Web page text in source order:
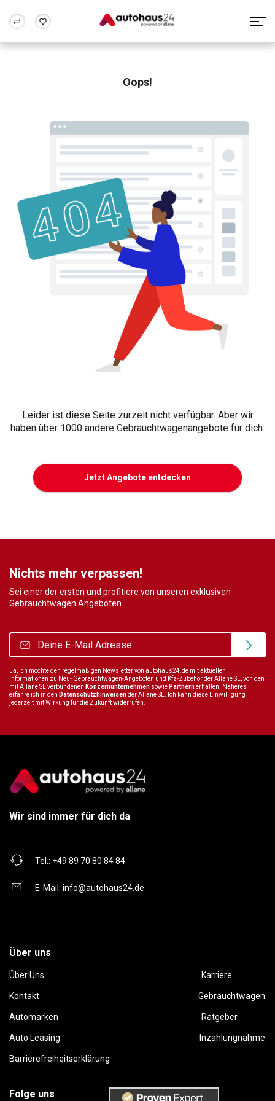
Rund um die Inzahlungnahme
Oops!
Leider ist diese Seite zurzeit nicht verfügbar. Aber wir
haben über 1000 andere Gebrauchtwagenangebote für dich.
Jetzt Angebote entdecken
Nichts mehr verpassen!
Sei einer der ersten und profitiere von unseren exklusiven
Gebrauchtwagen Angeboten.
Ja, ich möchte den regelmäßigen Newsletter von autohaus24.de mit aktuellen
Informationen zu Neu- Gebrauchtwagen-Angeboten und Kfz-Zubehör der Allane SE, von den
mit Allane SE verbundenen Konzernunternehmen sowie Partnernerhalten. Näheres
erfahre ich in den Datenschutzhinweisender Allane SE. Ich kann diese Einwilligung
jederzeit mit Wirkung für die Zukunft widerrufen.
Wir sind immer für dich da
Tel.: +49 89 70 80 84 84
E-Mail: info@autohaus24.de
Über uns
Über Uns Karriere
Kontakt Gebrauchtwagen
Automarken Ratgeber
Auto Leasing Inzahlungnahme
Barrierefreiheitserklärung
Folge uns